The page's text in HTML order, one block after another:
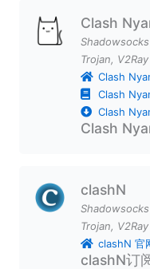
Clash
Shadowsocks
Trojan, V2Ray
Clash
Clash
Clash
Clash
clashN
Shadowsocks
Trojan, V2Ray
clashN 官
clashN订